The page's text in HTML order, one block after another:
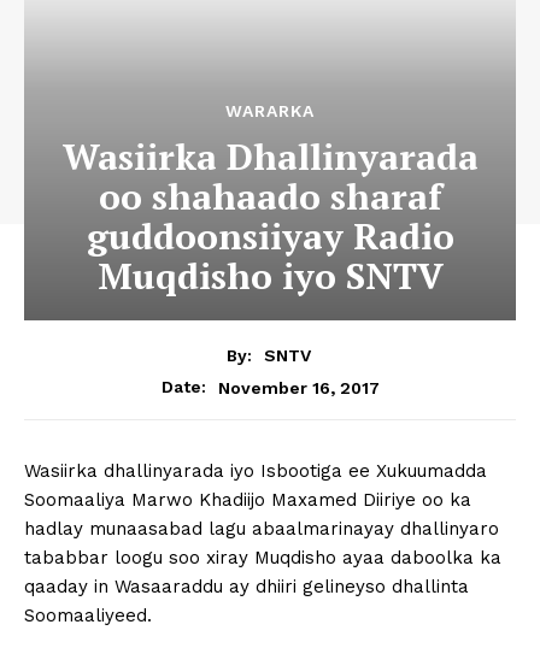
WARARKA
Wasiirka Dhallinyarada
oo shahaado sharaf
guddoonsiiyay Radio
Muqdisho iyo SNTV
By:
SNTV
Date:
November 16, 2017
Wasiirka dhallinyarada iyo Isbootiga ee Xukuumadda
Soomaaliya Marwo Khadiijo Maxamed Diiriye oo ka
hadlay munaasabad lagu abaalmarinayay dhallinyaro
tababbar loogu soo xiray Muqdisho ayaa daboolka ka
qaaday in Wasaaraddu ay dhiiri gelineyso dhallinta
Soomaaliyeed.